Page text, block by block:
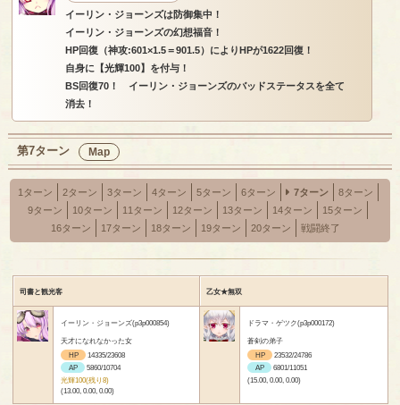
イーリン・ジョーンズは防御集中！
イーリン・ジョーンズの幻想福音！
HP回復（神攻:601×1.5＝901.5）によりHPが1622回復！
自身に【光輝100】を付与！
BS回復70！ イーリン・ジョーンズのバッドステータスを全て
消去！
第7ターン Map
1ターン 2ターン 3ターン 4ターン 5ターン 6ターン 7ターン
8ターン
9ターン
10ターン 11ターン 12ターン 13ターン 14ターン
15ターン
16ターン
17ターン 18ターン 19ターン 20ターン 戦闘終了
司書と観光客 乙女★無双
イーリン・ジョーンズ(p3p000854)
天才になれなかった女
HP
14335/23608
AP
5860/10704
光輝100(残り8)
(13.00, 0.00, 0.00)
ドラマ・ゲツク(p3p000172)
蒼剣の弟子
HP
23532/24786
AP
6801/11051
(15.00, 0.00, 0.00)